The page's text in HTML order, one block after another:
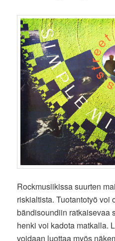
Rockmusiikissa suurten
riskialtista. Tuotantotyö voi
bändisoundiin ratkaisevaa
henki voi kadota matkalla.
voidaan luottaa myös